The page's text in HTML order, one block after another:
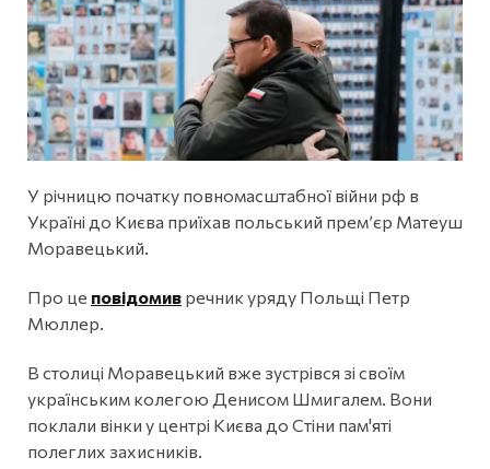
У річницю початку повномасштабної війни рф в
Україні до Києва приїхав польський прем’єр Матеуш
Моравецький.
Про це повідомив речник уряду Польщі Петр
Мюллер.
В столиці Моравецький вже зустрівся зі своїм
українським колегою Денисом Шмигалем. Вони
поклали вінки у центрі Києва до Стіни пам'яті
полеглих захисників.